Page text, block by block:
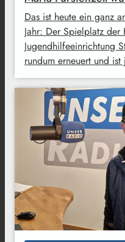
Das ist heute ein ganz
Jahr: Der Spielplatz der
Jugendhilfeeinrichtung
rundum erneuert und